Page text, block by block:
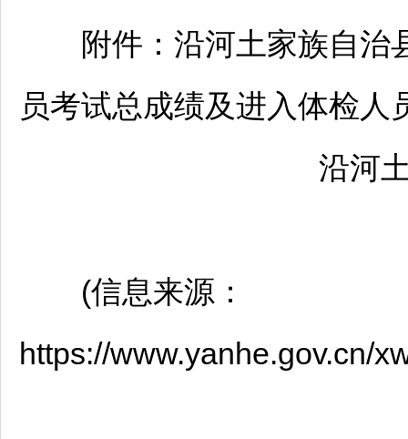
附件： 沿河土家族自治
员考试总成绩及进入体检人
沿河
(信息来源：
https://www.yanhe.gov.cn/